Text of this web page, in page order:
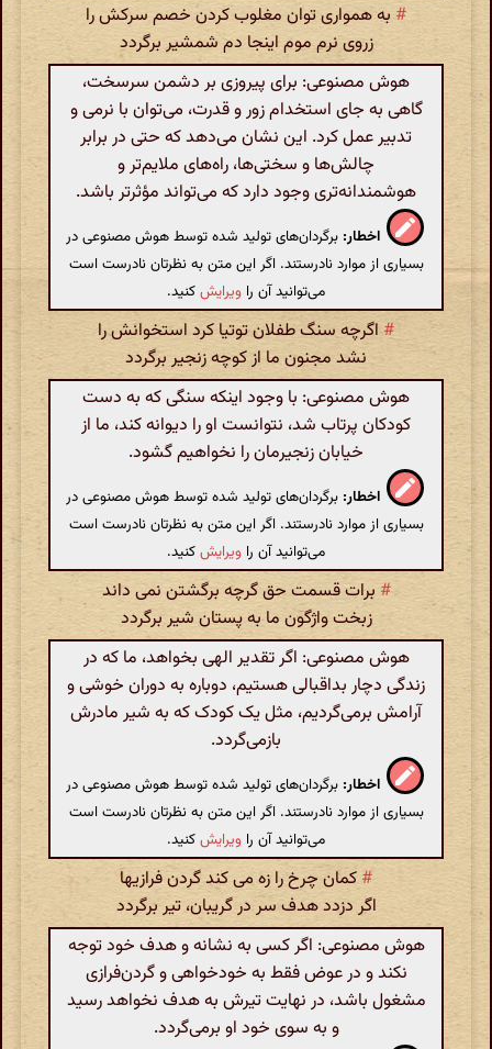
# به همواری توان مغلوب کردن خصم سرکش را
زروی نرم موم اینجا دم شمشیر برگردد
هوش مصنوعی: برای پیروزی بر دشمن سرسخت،
گاهی به جای استخدام زور و قدرت، می‌توان با نرمی و
تدبیر عمل کرد. این نشان می‌دهد که حتی در برابر
چالش‌ها و سختی‌ها، راه‌های ملایم‌تر و
هوشمندانه‌تری وجود دارد که می‌تواند مؤثرتر باشد.
اخطار: برگردان‌های تولید شده توسط هوش مصنوعی در
بسیاری از موارد نادرستند. اگر این متن به نظرتان نادرست است
می‌توانید آن را ویرایشکنید.
# اگرچه سنگ طفلان توتیا کرد استخوانش را
نشد مجنون ما از کوچه زنجیر برگردد
هوش مصنوعی: با وجود اینکه سنگی که به دست
کودکان پرتاب شد، نتوانست او را دیوانه کند، ما از
خیابان زنجیرمان را نخواهیم گشود.
اخطار: برگردان‌های تولید شده توسط هوش مصنوعی در
بسیاری از موارد نادرستند. اگر این متن به نظرتان نادرست است
می‌توانید آن را ویرایشکنید.
# برات قسمت حق گرچه برگشتن نمی داند
زبخت واژگون ما به پستان شیر برگردد
هوش مصنوعی: اگر تقدیر الهی بخواهد، ما که در
زندگی دچار بداقبالی هستیم، دوباره به دوران خوشی و
آرامش برمی‌گردیم، مثل یک کودک که به شیر مادرش
بازمی‌گردد.
اخطار: برگردان‌های تولید شده توسط هوش مصنوعی در
بسیاری از موارد نادرستند. اگر این متن به نظرتان نادرست است
می‌توانید آن را ویرایشکنید.
# کمان چرخ را زه می کند گردن فرازیها
اگر دزدد هدف سر در گریبان، تیر برگردد
هوش مصنوعی: اگر کسی به نشانه و هدف خود توجه
نکند و در عوض فقط به خودخواهی و گردن‌فرازی
مشغول باشد، در نهایت تیرش به هدف نخواهد رسید
و به سوی خود او برمی‌گردد.